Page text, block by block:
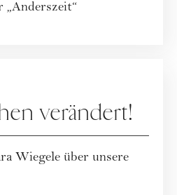
„Anderszeit“
verändert!
Wiegele über unsere